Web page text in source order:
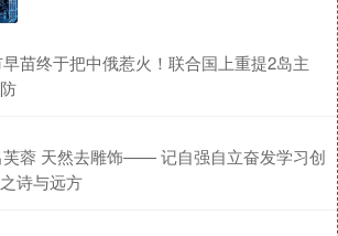
苗终于把中俄惹火！联合国上重提2岛主
芙蓉 天然去雕饰—— 记自强自立奋发学习创
诗与远方